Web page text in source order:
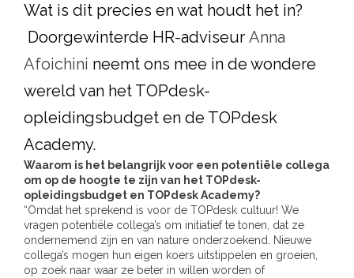
Wat is dit precies en wat houdt het in?
Doorgewinterde HR-adviseur Anna
Afoichini neemt ons mee in de wondere
wereld van het TOPdesk-
opleidingsbudget en de TOPdesk
Academy.
Waarom is het belangrijk voor een potentiële collega
om op de hoogte te zijn van het TOPdesk-
opleidingsbudget en TOPdesk Academy?
“Omdat het sprekend is voor de TOPdesk cultuur! We
vragen potentiële collega’s om initiatief te tonen, dat ze
ondernemend zijn en van nature onderzoekend. Nieuwe
collega’s mogen hun eigen koers uitstippelen en groeien,
op zoek naar waar ze beter in willen worden of